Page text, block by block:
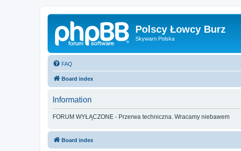
Polscy Łowcy Burz
Skywarn Polska
FAQ
Board index
Information
FORUM WYŁĄCZONE - Przerwa techniczna. Wracamy niebawem
Board index